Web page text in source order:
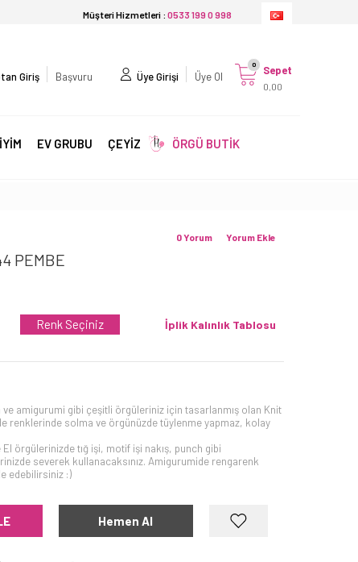
Müşteri Hizmetleri : 0533 199 0 998
Başvuru
Giriş Üye Girişi Üye Ol Sepet
0,00
0
EV GRUBU ÇEYİZ ÖRGÜ BUTİK
PEMBE
Yorum Ekle
0 Yorum
İplik Kalınlık Tablosu
Renk Seçiniz
ve amigurumi gibi çeşitli örgüleriniz için tasarlanmış olan Knit
renklerinde solma ve örgünüzde tüylenme yapmaz, kolay
örgülerinizde tığ işi, motif işi nakış, punch gibi
severek kullanacaksınız. Amigurumide rengarenk
edebilirsiniz :)
Hemen Al